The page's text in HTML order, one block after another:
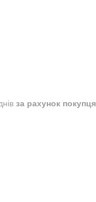
за рахунок покупця